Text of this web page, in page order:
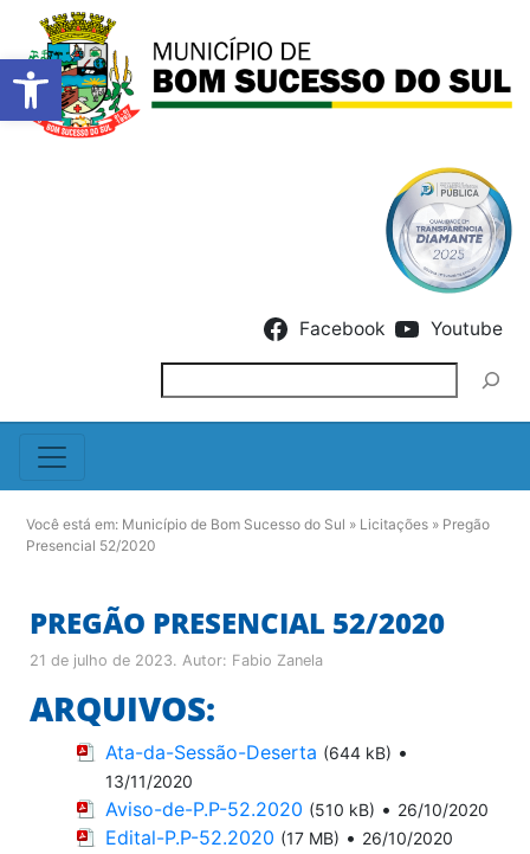
Barra de Ferramentas
Facebook Youtube
Você está em: Município de Bom Sucesso do Sul » Licitações » Pregão
Presencial 52/2020
PREGÃO PRESENCIAL 52/2020
21 de julho de 2023. Autor: Fabio Zanela
ARQUIVOS:
Ata-da-Sessão-Deserta (644 kB) •
13/11/2020
Aviso-de-P.P-52.2020 (510 kB) • 26/10/2020
Edital-P.P-52.2020 (17 MB) • 26/10/2020